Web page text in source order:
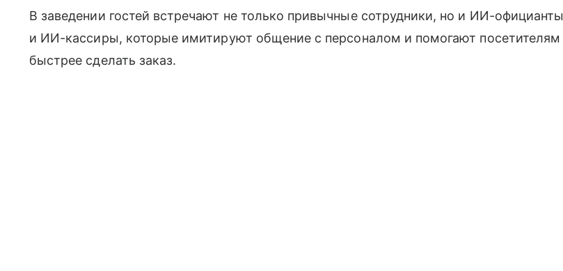
В заведении гостей встречают не только привычные сотрудники, но и ИИ-официанты
и ИИ-кассиры, которые имитируют общение с персоналом и помогают посетителям
быстрее сделать заказ.